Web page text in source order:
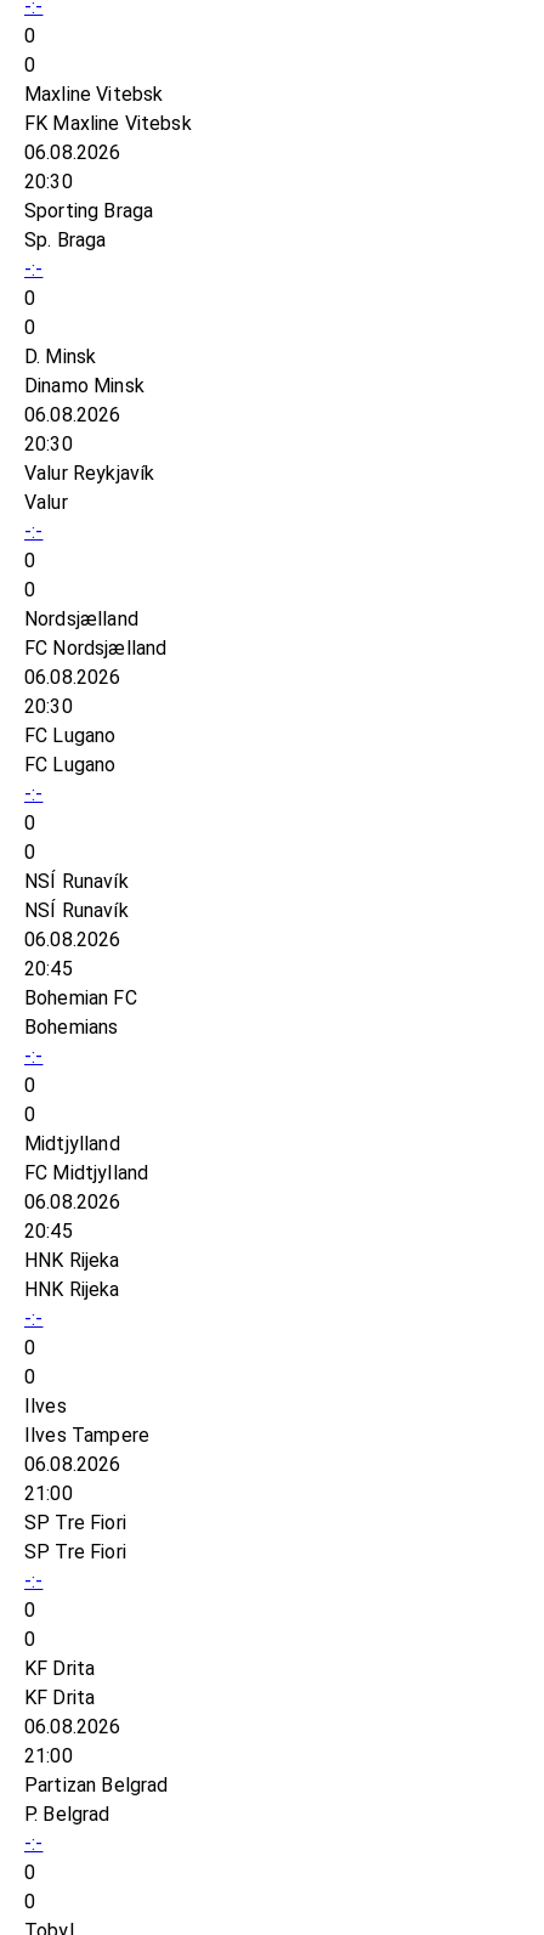
-:-
0
0
Maxline Vitebsk
FK Maxline Vitebsk
06.08.2026
20:30
Sporting Braga
Sp. Braga
-:-
0
0
D. Minsk
Dinamo Minsk
06.08.2026
20:30
Valur Reykjavík
Valur
-:-
0
0
Nordsjælland
FC Nordsjælland
06.08.2026
20:30
FC Lugano
FC Lugano
-:-
0
0
NSÍ Runavík
NSÍ Runavík
06.08.2026
20:45
Bohemian FC
Bohemians
-:-
0
0
Midtjylland
FC Midtjylland
06.08.2026
20:45
HNK Rijeka
HNK Rijeka
-:-
0
0
Ilves
Ilves Tampere
06.08.2026
21:00
SP Tre Fiori
SP Tre Fiori
-:-
0
0
KF Drita
KF Drita
06.08.2026
21:00
Partizan Belgrad
P. Belgrad
-:-
0
0